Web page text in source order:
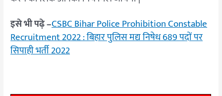
इसे भी पढ़े –CSBC Bihar Police Prohibition Constable
Recruitment 2022 : बिहार पुलिस मद्य निषेध 689 पदों पर
सिपाही भर्ती 2022